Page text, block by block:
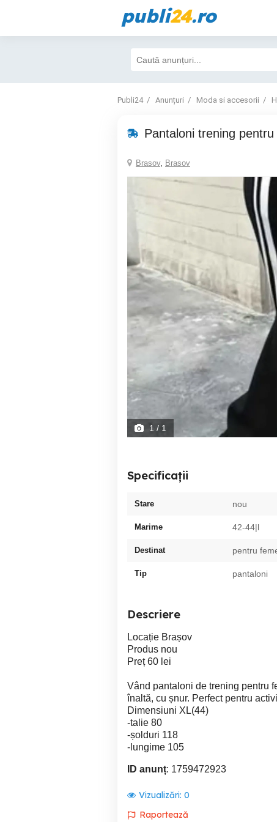
publi24.ro
Publi24 Anunțuri Moda si accesorii
Pantaloni trening pentru
Brasov, Brasov
1 / 1
Specificații
Stare nou
Marime 42-44|l
Destinat pentru
Tip pantaloni
Descriere
Locație Brașov
Produs nou
Preț 60 lei
Vând pantaloni de trening pentru
înaltă, cu șnur. Perfect pentru
Dimensiuni XL(44)
-talie 80
-șolduri 118
-lungime 105
ID anunț: 1759472923
Vizualizări: 0
Raportează